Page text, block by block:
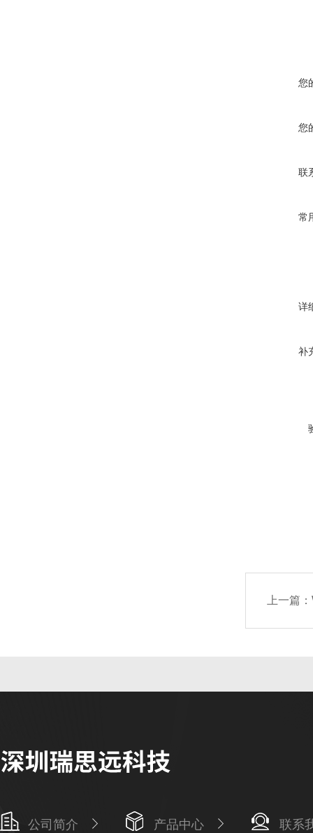
您
您
联
常
详
补
上一篇：
公司简介 产品中心 联系